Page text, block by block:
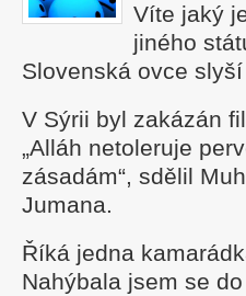
Víte jaký
jiného
Slovenská ovce
V Sýrii byl zakázán
„Alláh netoleruje
zásadám“, sdělil
Jumana.
Říká jedna
Nahýbala jsem se